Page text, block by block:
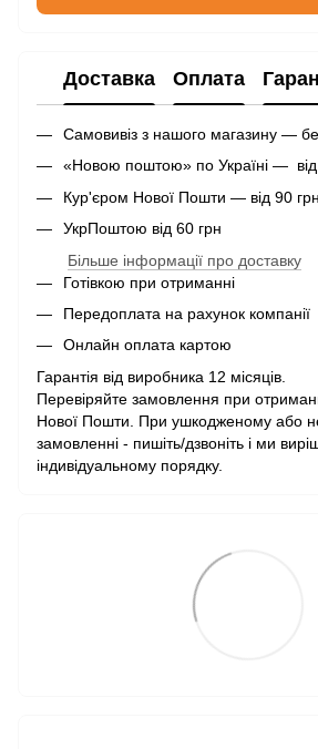
Доставка Оплата
Самовивіз з нашого магазину —
«Новою поштою» по Україні — від
Кур'єром Нової Пошти — від 90 грн.
УкрПоштою від 60 грн
Більше інформації про доставку
Готівкою при отриманні
Передоплата на рахунок компанії
Онлайн оплата картою
Гарантія від виробника 12 місяців.
Перевіряйте замовлення при
Нової Пошти. При ушкодженому або
замовленні - пишіть/дзвоніть і ми
індивідуальному порядку.